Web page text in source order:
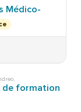
Médico-
de formation